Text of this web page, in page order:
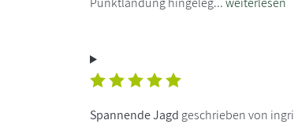
Spannende Jagd geschrieben von ingri